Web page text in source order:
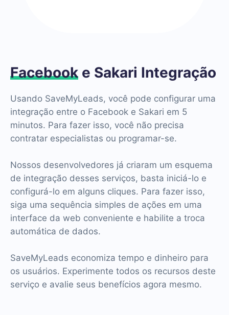
Facebook e Sakari Integração
Usando SaveMyLeads, você pode configurar uma
integração entre o Facebook e Sakari em 5
minutos. Para fazer isso, você não precisa
contratar especialistas ou programar-se.
Nossos desenvolvedores já criaram um esquema
de integração desses serviços, basta iniciá-lo e
configurá-lo em alguns cliques. Para fazer isso,
siga uma sequência simples de ações em uma
interface da web conveniente e habilite a troca
automática de dados.
SaveMyLeads economiza tempo e dinheiro para
os usuários. Experimente todos os recursos deste
serviço e avalie seus benefícios agora mesmo.